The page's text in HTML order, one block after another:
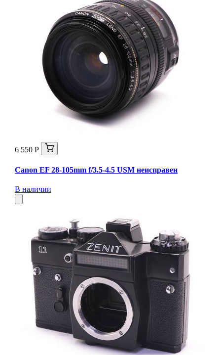
6 550 Р
Canon EF 28-105mm f/3.5-4.5 USM неисправен
В наличии